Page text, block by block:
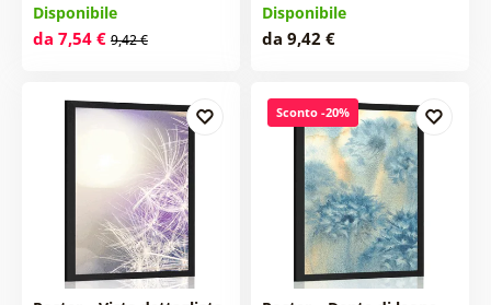
Disponibile
da 7,54 € 9,42 €
Disponibile
da 9,42 €
Sconto -20%